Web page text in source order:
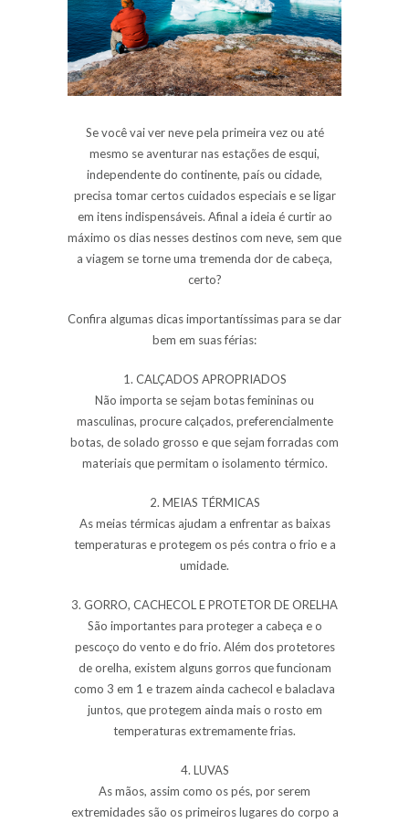
Se você vai vernevepela primeira vez ou até
mesmo se aventurar nas estações deesqui,
independente do continente, país ou cidade,
precisa tomar certos cuidados especiais e se ligar
em itens indispensáveis. Afinal a ideia é curtir ao
máximo os dias nesses destinos com neve, sem que
a viagem se torne uma tremenda dor de cabeça,
certo?
Confira algumas dicas importantíssimas para se dar
bem em suasférias:
1. CALÇADOS APROPRIADOS
Não importa se sejam botas femininas ou
masculinas, procure calçados, preferencialmente
botas, de solado grosso e que sejam forradas com
materiais que permitam o isolamento térmico.
2. MEIAS TÉRMICAS
As meias térmicas ajudam a enfrentar as baixas
temperaturas e protegem os pés contra ofrio e a
umidade.
3. GORRO, CACHECOL E PROTETOR DE ORELHA
São importantes para proteger a cabeça e o
pescoço do vento e dofrio. Além dos protetores
de orelha, existem alguns gorros que funcionam
como 3 em 1 e trazem ainda cachecol e balaclava
juntos, que protegem ainda mais o rosto em
temperaturas extremamente frias.
4. LUVAS
As mãos, assim como os pés, por serem
extremidades são os primeiros lugares do corpo a